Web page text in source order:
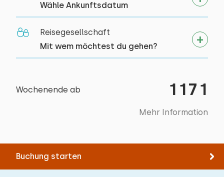
Wähle Ankunftsdatum
Reisegesellschaft
Mit wem möchtest du gehen?
Wochenende ab 1171
Mehr Information
Buchung starten